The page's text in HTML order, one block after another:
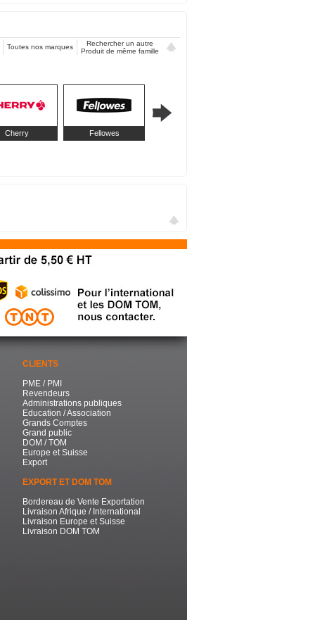
Toutes nos marques
Rechercher un autre
Produit de même famille
Cherry Fellowes
CLIENTS
PME / PMI
Revendeurs
Administrations publiques
Education / Association
Grands Comptes
Grand public
DOM / TOM
Europe et Suisse
Export
EXPORT ET DOM TOM
Bordereau de Vente Exportation
Livraison Afrique / International
Livraison Europe et Suisse
Livraison DOM TOM